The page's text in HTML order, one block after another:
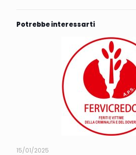
Potrebbe interessarti
15/01/2025